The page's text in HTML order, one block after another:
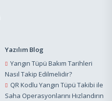
Yazılım Blog
Yangın Tüpü Bakım Tarihleri
Nasıl Takip Edilmelidir?
QR Kodlu Yangın Tüpü Takibi ile
Saha Operasyonlarını Hızlandırın